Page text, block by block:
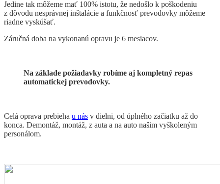
Jedine tak môžeme mať 100% istotu, že nedošlo k poškodeniu
z dôvodu nesprávnej inštalácie a funkčnosť prevodovky môžeme
riadne vyskúšať.
Záručná doba na vykonanú opravu je 6 mesiacov.
Na základe požiadavky robíme aj kompletný repas
automatickej prevodovky.
Celá oprava prebieha u nás v dielni, od úplného začiatku až do
konca. Demontáž, montáž, z auta a na auto našim vyškoleným
personálom.